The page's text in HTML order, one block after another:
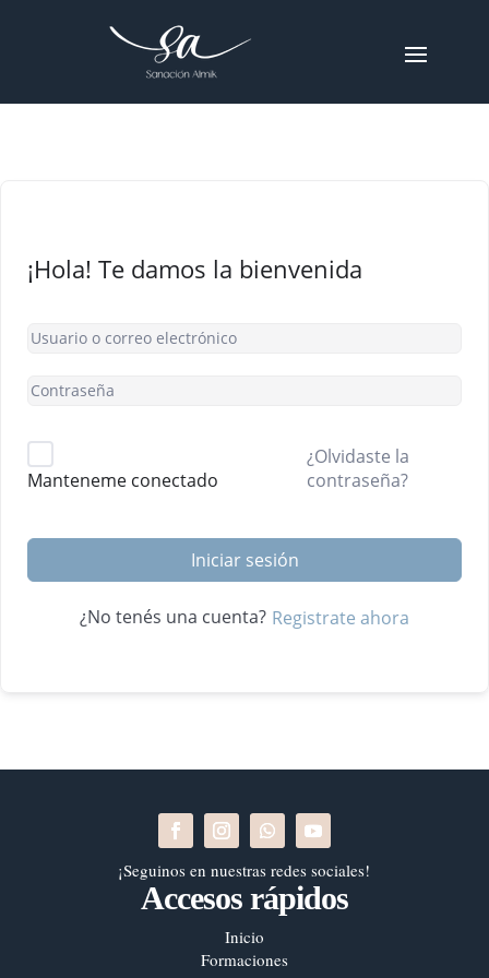
¡Hola! Te damos la bienvenida
Manteneme conectado
¿Olvidaste la
contraseña?
Iniciar sesión
¿No tenés una cuenta? Registrate ahora
¡Seguinos en nuestras redes sociales!
Accesos rápidos
Inicio
Formaciones